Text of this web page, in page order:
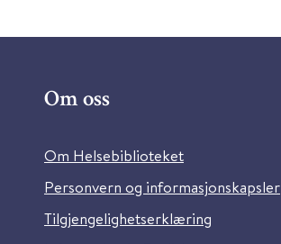
Om oss
Om Helsebiblioteket
Personvern og informasjonskapsler
Tilgjengelighetserklæring